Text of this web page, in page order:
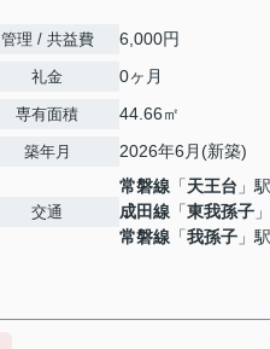
管理 / 共益費 6,000円
礼金 0ヶ月
専有面積 44.66㎡
築年月 2026年6月(新築)
交通
常磐線 「天王台 」
成田線 「東我孫子
常磐線 「我孫子 」